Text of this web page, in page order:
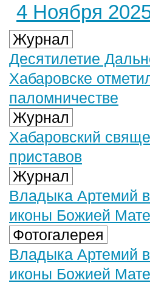
4 Ноября
Журнал
Десятилетие
Хабаровске
паломничестве
Журнал
Хабаровский
приставов
Журнал
Владыка Артемий
иконы Божией
Фотогалерея
Владыка Артемий
иконы Божией